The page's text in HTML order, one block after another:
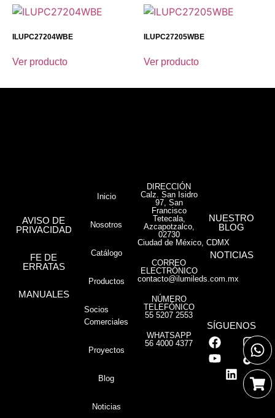
ILUPC27204WBE
Ver producto
ILUPC27205WBE
Ver producto
AVISO DE
PRIVACIDAD
FE DE
ERRATAS
MANUALES
Inicio
Nosotros
Catálogo
Productos
Socios
Comerciales
Proyectos
Blog
Noticias
DIRECCIÓN
Calz. San Isidro
97, San
Francisco
Tetecala,
Azcapotzalco,
02730
Ciudad de México, CDMX
CORREO
ELECTRÓNICO
contacto@ilumileds.com.mx
NÚMERO
TELEFÓNICO
55 5207 2553
WHATSAPP
56 4000 4377
NUESTRO
BLOG
NOTICIAS
SÍGUENOS